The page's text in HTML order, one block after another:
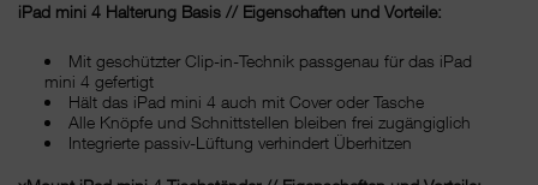
iPad mini 4 Halterung Basis // Eigenschaften und Vorteile:
Mit geschützter Clip-in-Technik passgenau für das iPad
mini 4 gefertigt
Hält das iPad mini 4 auch mit Cover oder Tasche
Alle Knöpfe und Schnittstellen bleiben frei zugängiglich
Integrierte passiv-Lüftung verhindert Überhitzen